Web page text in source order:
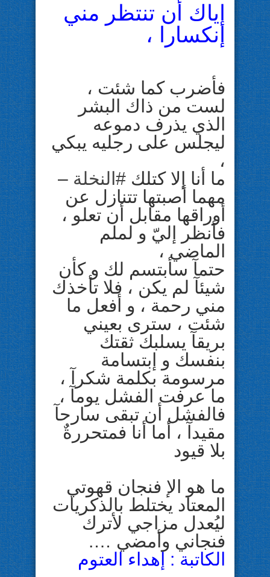
إياك أن تنتظر مني
إنكسارا ،
فأضرب كما شئت ،
لست من ذاك البشر
الذي يذرف دموعه
ليجلس على رجليه يبكي
،
ما أنا إلا كتلك # النخلة –
مهما أصبتها تتنازل عن
أوراقها مقابل أن تعلو ،
فأنظر إليّ و لملم
الماضي ،
حتمآ سأبتسم لك و كأن
شيئآ لم يكن ، فلا تأخذك
مني رحمة ، و أفعل ما
شئت ، سترى بعيني
بريقآ يسلبك ثقتك
بنفسك و إبتسامة
مرسومة بكلمة شكرآ ،
ما عرفت الفشل يومآ ،
فالفشل أن تبقى سارحآ
مقيدآ ، أما أنا فمتحررةٌ
بلا قيود
ما هو الإ فنجان قهوتي
المعتاد يختلط بالذكريات
ليُعدل مزاجي لأترك
فنجاني وأمضي ….
الكاتبة : إهداء العتوم